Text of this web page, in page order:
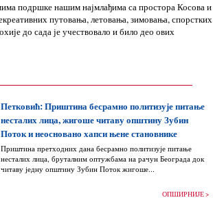
подршке нашим најмлађима са простора Косова и
путовања, летовања, зимовања, спорстких
до сада је учествовало и било део ових
Петковић: Приштина бесрамно политизује питање
несталих лица, жигоше читаву општину Зубин
Поток и неосновано хапси њене становнике
Приштина претходних дана бесрамно политизује питање
несталих лица, бруталним оптужбама на рачун Београда док
читаву једну општину Зубин Поток жигоше...
ОПШИРНИЈЕ >